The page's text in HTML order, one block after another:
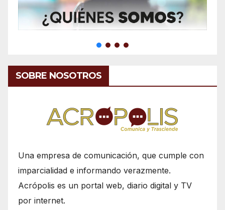
SOBRE NOSOTROS
Una empresa de comunicación, que cumple con
imparcialidad e informando verazmente.
Acrópolis es un portal web, diario digital y TV
por internet.